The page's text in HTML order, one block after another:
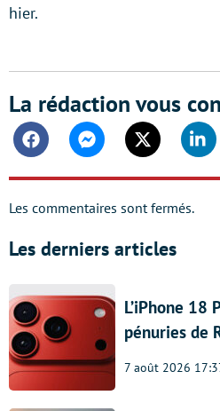
hier.
La rédaction vous
FacebookMessengerTwitter
Les commentaires sont fermés.
Les derniers articles
L’iPhone 18
pénuries de
7 août 2026